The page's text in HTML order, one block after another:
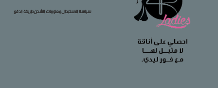
سياسة الاستبدالمعلومات الشحنطريقة الدفع